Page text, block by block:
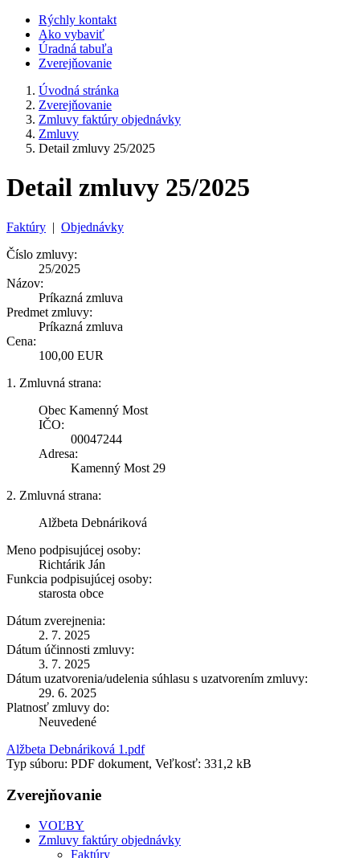
Rýchly kontakt
Ako vybaviť
Úradná tabuľa
Zverejňovanie
Úvodná stránka
Zverejňovanie
Zmluvy faktúry objednávky
Zmluvy
Detail zmluvy 25/2025
Detail zmluvy 25/2025
Faktúry | Objednávky
Číslo zmluvy:
25/2025
Názov:
Príkazná zmluva
Predmet zmluvy:
Príkazná zmluva
Cena:
100,00 EUR
1. Zmluvná strana:
Obec Kamenný Most
IČO:
00047244
Adresa:
Kamenný Most 29
2. Zmluvná strana:
Alžbeta Debnáriková
Meno podpisujúcej osoby:
Richtárik Ján
Funkcia podpisujúcej osoby:
starosta obce
Dátum zverejnenia:
2. 7. 2025
Dátum účinnosti zmluvy:
3. 7. 2025
Dátum uzatvorenia/udelenia súhlasu s uzatvorením zmluvy:
29. 6. 2025
Platnosť zmluvy do:
Neuvedené
Alžbeta Debnáriková 1.pdf
Typ súboru: PDF dokument, Veľkosť: 331,2 kB
Zverejňovanie
VOĽBY
Zmluvy faktúry objednávky
Faktúry